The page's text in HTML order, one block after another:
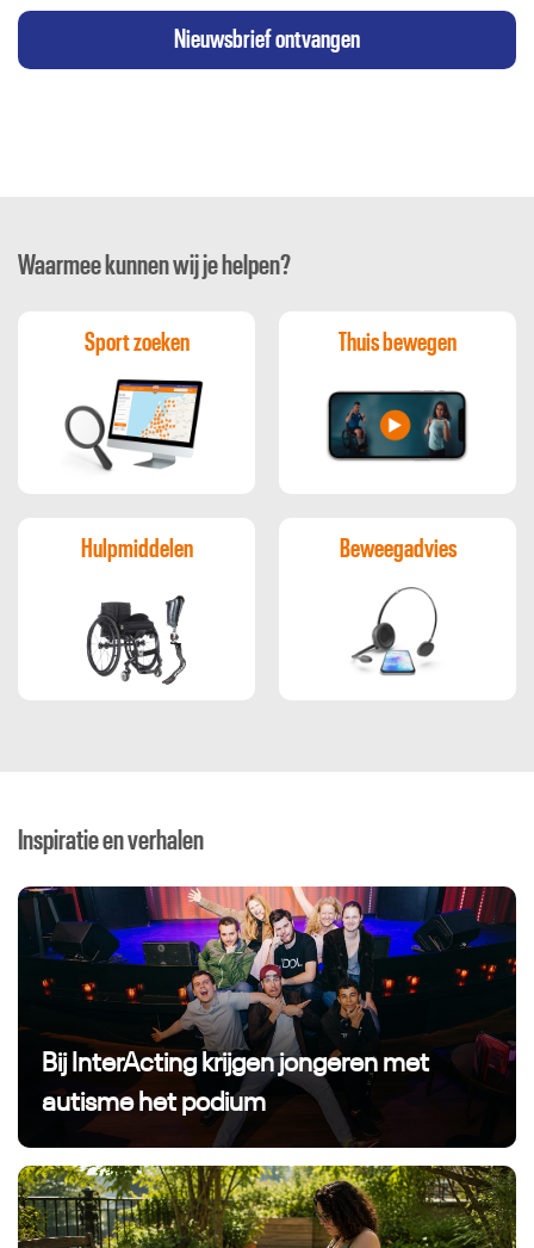
Nieuwsbrief ontvangen
Waarmee kunnen wij je helpen?
Sport zoeken Thuis bewegen
Hulpmiddelen Beweegadvies
Inspiratie en verhalen
Bij InterActing krijgen jongeren met
autisme het podium